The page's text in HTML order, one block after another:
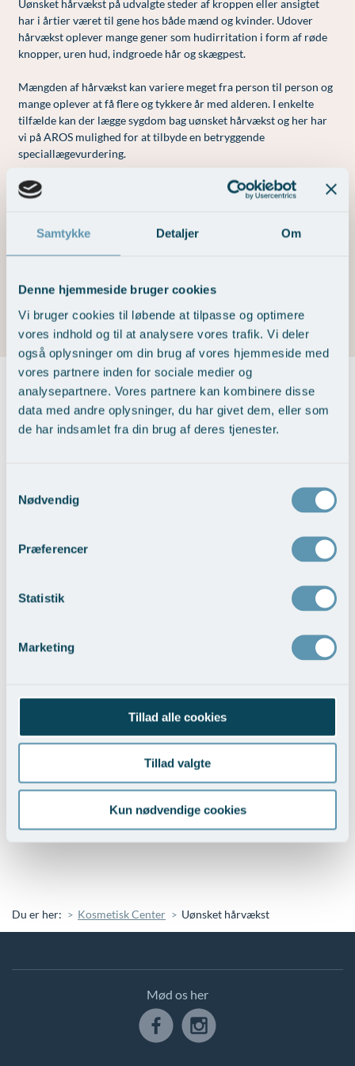
Samtykke Detaljer Om
Denne hjemmeside bruger cookies
Vi bruger cookies til løbende at tilpasse og optimere
vores indhold og til at analysere vores trafik. Vi deler
også oplysninger om din brug af vores hjemmeside med
vores partnere inden for sociale medier og
analysepartnere. Vores partnere kan kombinere disse
data med andre oplysninger, du har givet dem, eller som
de har indsamlet fra din brug af deres tjenester.
Nødvendig
Præferencer
Statistik
Marketing
Tillad alle cookies
Tillad valgte
Kun nødvendige cookies
Lunge-astma-allergi
Mave-tarm kirurgi
Neurologi (hjerne-nervesygdomme)
Onkologi (kræftsygdomme)
Svedproblemer
Søvn
Thoraxkirurgi (slipping rib)
Ultralydsscanning
Urologi (Urinvejssygdomme)
Øre-næse-hals
Modelopskrivning
Plasmaprodukter i æstetisk, kosmetisk og anti-
aging medicin
Prisliste
Skriv dig op
Udskrivelse
Kontakt os & Find vej
Kvalitet og patienttilfredshed
Parkering og opladning på AROS Privathospital
Persondatapolitik på AROS
Sengestuer
Standardbetingelser for privatbetalte
Vores mål
Uønsket hårvækst på udvalgte steder af kroppen eller ansigtet
har i årtier været til gene hos både mænd og kvinder. Udover
hårvækst oplever mange gener som hudirritation i form af røde
knopper, uren hud, indgroede hår og skægpest.
Mængden af hårvækst kan variere meget fra person til person og
mange oplever at få flere og tykkere år med alderen. I enkelte
tilfælde kan der lægge sygdom bag uønsket hårvækst og her har
vi på AROS mulighed for at tilbyde en betryggende
speciallægevurdering.
Behandlingsmetoderne for at komme uønsket hårvækst til livs er
mange, men flere behandlingsmetoder er forbundet med kun et
BOOK TID TIL KONSULTATION
PRISLISTE
Behandlinger til uønsket hårvækst
vejen igennem og jeg fik den bedste vejledning
igennem hele forløbet. Efter blot 5 behandlinger, var
håret på min overlæbe permenent væk. Jeg føler mig
feminin igen.
Hanne 42 år
Du er her: Kosmetisk Center Uønsket hårvækst
Mød os her